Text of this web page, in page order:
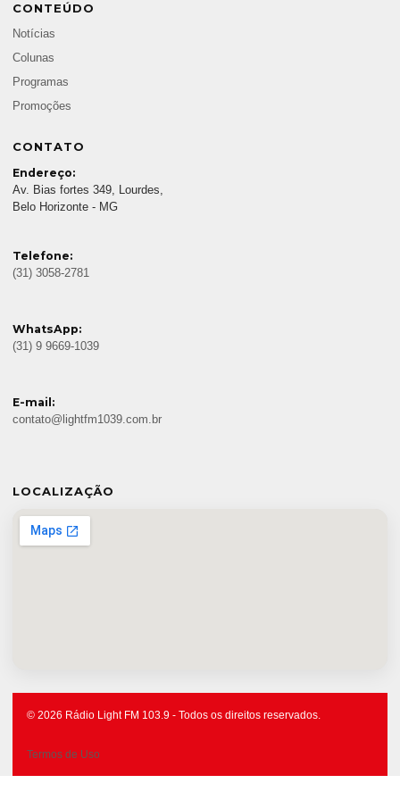
CONTEÚDO
Notícias
Colunas
Programas
Promoções
CONTATO
Endereço:
Av. Bias fortes 349, Lourdes,
Belo Horizonte - MG
Telefone:
(31) 3058-2781
WhatsApp:
(31) 9 9669-1039
E-mail:
contato@lightfm1039.com.br
LOCALIZAÇÃO
© 2026 Rádio Light FM 103.9 - Todos os direitos reservados.
Termos de Uso